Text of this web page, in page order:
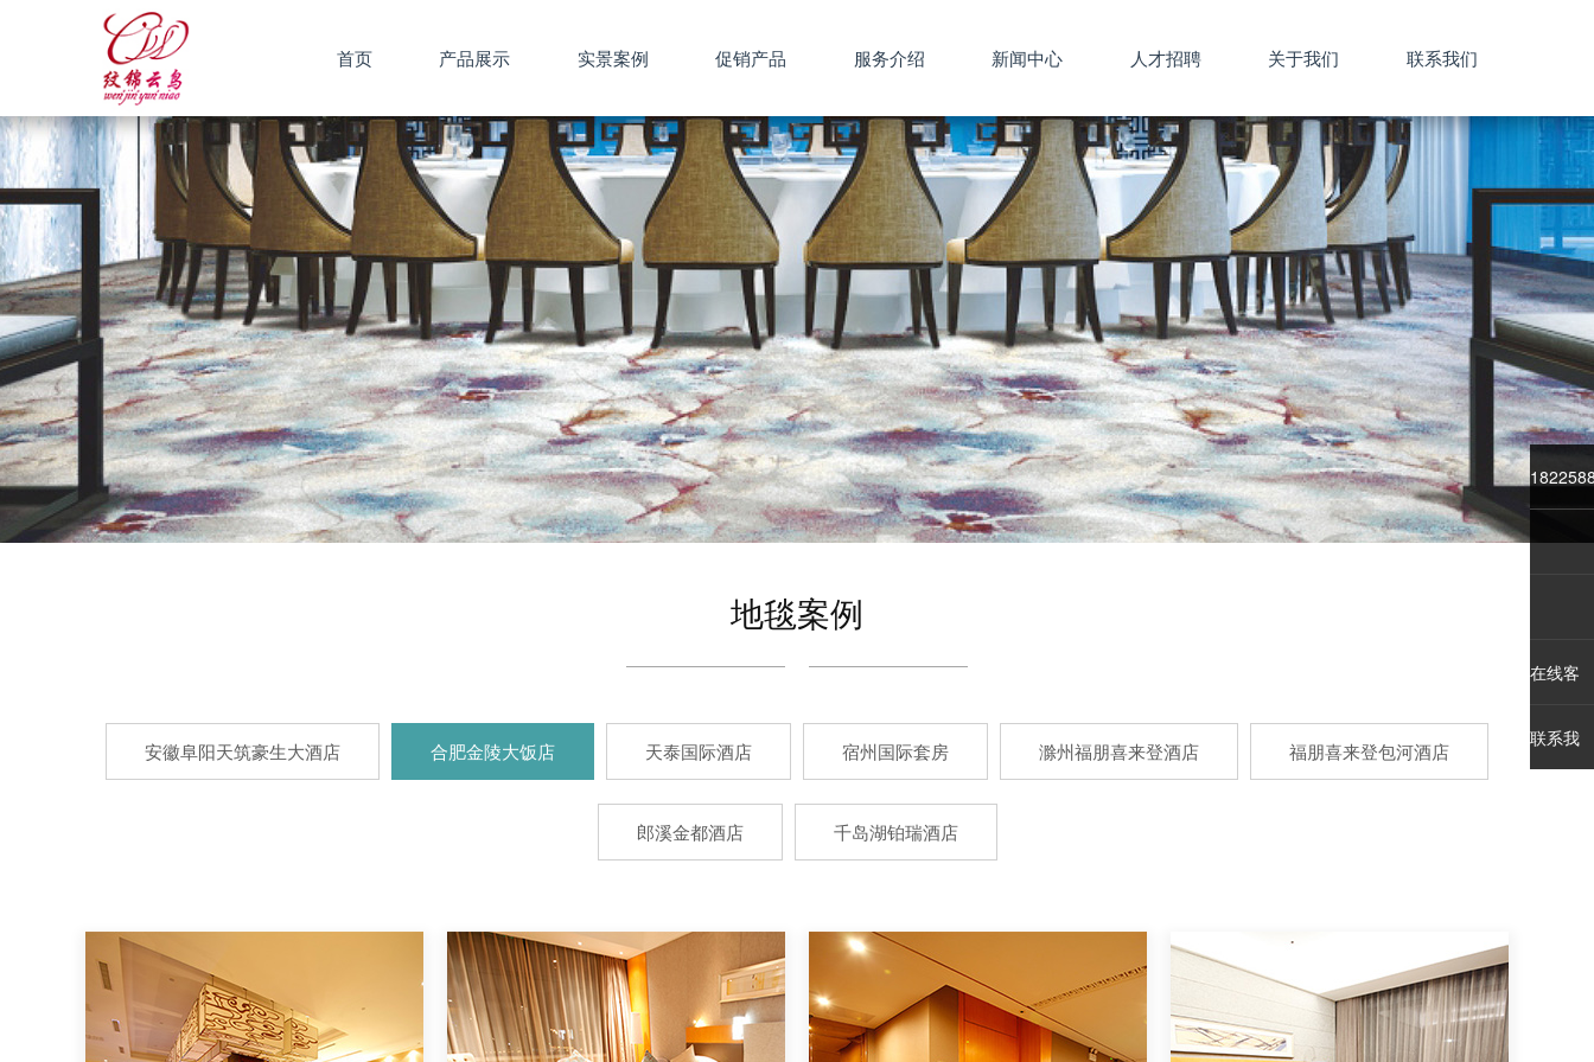
首页 产品展示 实景案例 促销产品 服务介绍 新闻中心 人才招聘 关于我们 联系我们
地毯案例
安徽阜阳天筑豪生大酒店 合肥金陵大饭店 天泰国际酒店 宿州国际套房 滁州福朋喜来登酒店 福朋喜来登包河酒店
郎溪金都酒店 千岛湖铂瑞酒店
在线客
服
联系我